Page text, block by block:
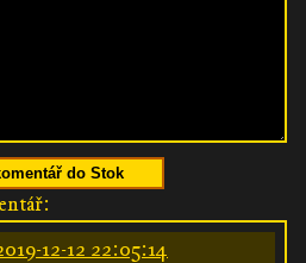
do Stok
12-12 22:05:14